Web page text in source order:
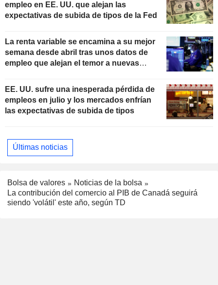
empleo en EE. UU. que alejan las
expectativas de subida de tipos de la Fed
La renta variable se encamina a su mejor
semana desde abril tras unos datos de
empleo que alejan el temor a nuevas
EE. UU. sufre una inesperada pérdida de
empleos en julio y los mercados enfrían
las expectativas de subida de tipos
Últimas noticias
Bolsa de valores
Noticias de la bolsa
La contribución del comercio al PIB de Canadá seguirá
siendo 'volátil' este año, según TD